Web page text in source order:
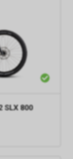
SLX 800